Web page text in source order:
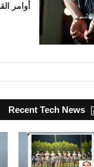
أوامر
Recent Tech News